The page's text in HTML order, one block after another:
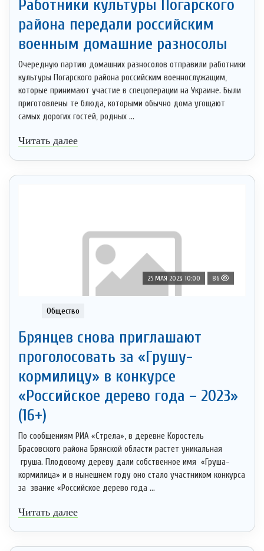
Работники культуры Погарского
района передали российским
военным домашние разносолы
Очередную партию домашних разносолов отправили работники
культуры Погарского района российским военнослужащим,
которые принимают участие в спецоперации на Украине. Были
приготовлены те блюда, которыми обычно дома угощают
самых дорогих гостей, родных ...
Читать далее
25 МАЯ 2023, 10:00 86
Общество
Брянцев снова приглашают
проголосовать за «Грушу-
кормилицу» в конкурсе
«Российское дерево года – 2023»
(16+)
По сообщениям РИА «Стрела», в деревне Коростель
Брасовского района Брянской области растет уникальная
груша. Плодовому дереву дали собственное имя «Груша-
кормилица» и в нынешнем году оно стало участником конкурса
за звание «Российское дерево года ...
Читать далее